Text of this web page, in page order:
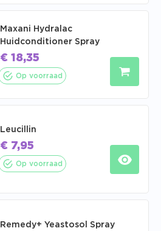
Maxani Hydralac
Huidconditioner Spray
€ 18,35
Op voorraad
Leucillin
€ 7,95
Op voorraad
Remedy+ Yeastosol Spray